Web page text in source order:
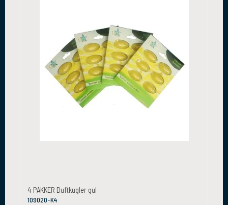
4 PAKKER Duftkugler gul
109020-K4